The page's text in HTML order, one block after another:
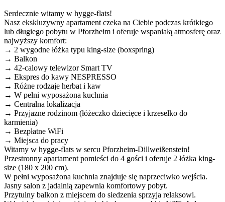
Serdecznie witamy w hygge-flats!
Nasz ekskluzywny apartament czeka na Ciebie podczas krótkiego
lub długiego pobytu w Pforzheim i oferuje wspaniałą atmosferę oraz
najwyższy komfort:
→ 2 wygodne łóżka typu king-size (boxspring)
→ Balkon
→ 42-calowy telewizor Smart TV
→ Ekspres do kawy NESPRESSO
→ Różne rodzaje herbat i kaw
→ W pełni wyposażona kuchnia
→ Centralna lokalizacja
→ Przyjazne rodzinom (łóżeczko dziecięce i krzesełko do
karmienia)
→ Bezpłatne WiFi
→ Miejsca do pracy
Witamy w hygge-flats w sercu Pforzheim-Dillweißenstein!
Przestronny apartament pomieści do 4 gości i oferuje 2 łóżka king-
size (180 x 200 cm).
W pełni wyposażona kuchnia znajduje się naprzeciwko wejścia.
Jasny salon z jadalnią zapewnia komfortowy pobyt.
Przytulny balkon z miejscem do siedzenia sprzyja relaksowi.